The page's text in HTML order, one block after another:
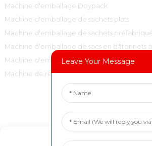
Machine d'emballage Doypack
Machine d'emballage de sachets plats
Machine d'emballage de sachets
Machine d'emballage de sacs en bâtonnets
Machine d'emballage de sacs à oreillers
Machine de remplissage et de bouchage
Tél. : +86 15001972710
Leave Your Message
Manage Cookie